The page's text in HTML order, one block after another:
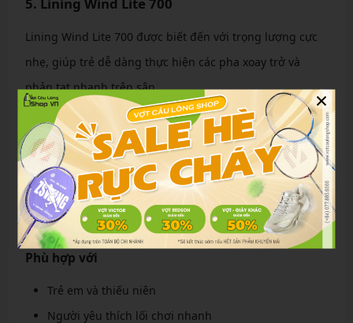
Lining Wind Lite 700 được biết đến với trọng lượng cực
nhẹ, giúp trẻ dễ dàng thực hiện các pha xoay trở và
phản tạt nhanh trên sân.
Ưu điểm nổi bật
Siêu nhẹ
Cổ tay ít bị áp lực
Độ linh hoạt cao
Phù hợp với trẻ có thể lực trung bình
Phù hợp với
Trẻ em và thiếu niên
Người yêu thích lối chơi nhanh
×